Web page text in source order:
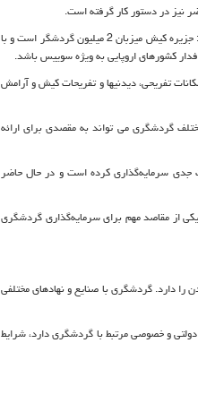
نیز در دستور کار گرفته است.
مظفری در خصوص اولویت‌های سرمایه‌گذاری در بخش های مختلف گردشگری جزیره کیش با تبيين برنامه های در دست اجرا بیان داشتند: جزیره کیش میزبان 2 میلیون گردشگر است و با
کشورهای اروپایی به ویژه سوییس باشد.
تفریحی، دیدنیها و تفریحات کیش و آرامش
گردشگری مى تواند به مقصدی برای ارائه
سرمایه‌گذاری کرده است و در حال حاضر
از مقاصد مهم برای سرمایه‌گذاری گردشگری
دارد. گردشگری با صنایع و نهادهای مختلفی
و خصوصی مرتبط با گردشگری دارد، شرایط